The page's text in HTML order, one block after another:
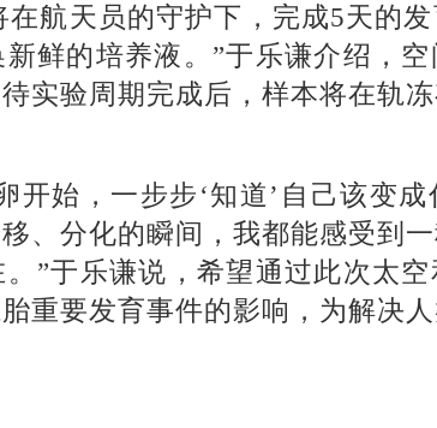
在航天员的守护下，完成5天的
鲜的培养液。”于乐谦介绍，
实验周期完成后，样本将在轨
开始，一步步‘知道’自己该变
、分化的瞬间，我都能感受到
”于乐谦说，希望通过此次太
重要发育事件的影响，为解决